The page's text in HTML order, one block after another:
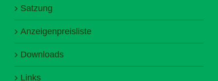
Satzung
Anzeigenpreisliste
Downloads
Links